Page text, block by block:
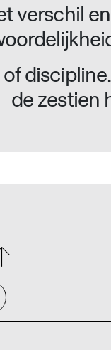
verschil
de zestien